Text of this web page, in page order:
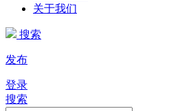
关于我们
搜索
发布
登录
搜索